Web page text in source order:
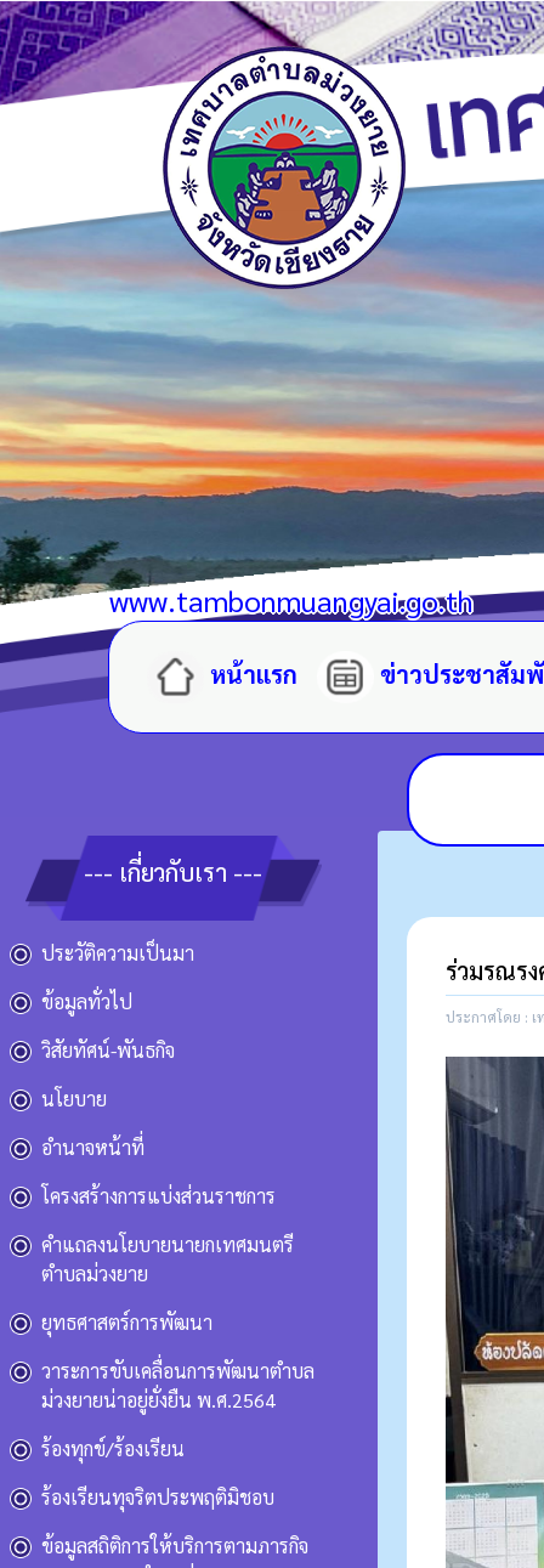
www.tambonmuangyai.go.th
หน้าแรก ข่าวประชาสัม
--- เกี่ยวกับเรา ---
ประวัติความเป็นมา
ข้อมูลทั่วไป
วิสัยทัศน์-พันธกิจ
นโยบาย
อำนาจหน้าที่
โครงสร้างการแบ่งส่วนราชการ
คำแถลงนโยบายนายกเทศมนตรี
ตำบลม่วงยาย
ยุทธศาสตร์การพัฒนา
วาระการขับเคลื่อนการพัฒนาตำบล
ม่วงยายน่าอยู่ยั่งยืน พ.ศ.2564
ร้องทุกข์/ร้องเรียน
ร้องเรียนทุจริตประพฤติมิชอบ
ข้อมูลสถิติการให้บริการตามภารกิจ
ร่วมรณร
ประกาศโดย :